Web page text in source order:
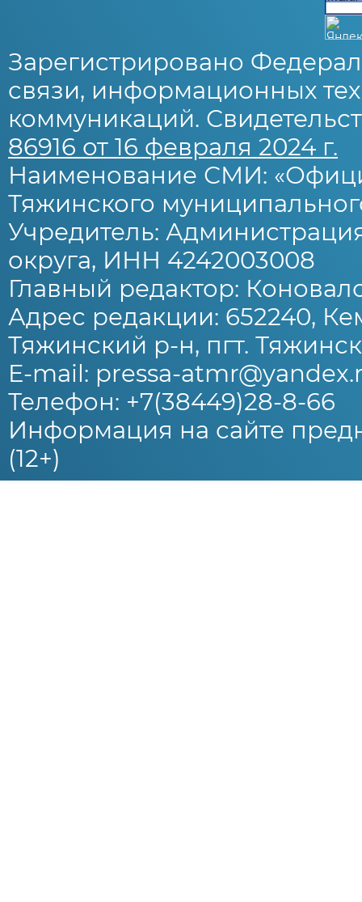
Зарегистрировано
связи, информационных
коммуникаций.
86916 от 16 февраля 2024 г.
Наименование СМИ:
Тяжинского
Учредитель:
округа, ИНН 4242003008
Главный редактор:
Адрес редакции: 652240,
Тяжинский р-н, пгт.
E-mail: pressa-
Телефон: +7(38449)28-8-66
Информация на сайте
(12+)